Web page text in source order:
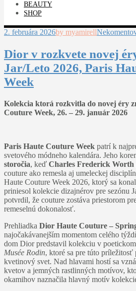
BEAUTY
SHOP
2. februára 2026by myamirell
Dior v rozkvete novej
Jar/Leto 2026, Paris
Week
Kolekcia ktorá rozkvitla do novej éry
Couture Week, 26. – 29. január 2026
Paris Haute Couture Week patrí k
svetového módneho kalendára. Jeho
storočia, keď Charles Frederick Worth
couture ako remesla aj umeleckej
Haute Couture Week 2026, ktorý sa
priniesol kolekcie dizajnérov pre sezónu
potvrdil, že couture zostáva priestorom
remeselnú dokonalosť.
Prehliadka Dior Haute Couture –
najočakávanejším momentom celého
dom Dior predstavil kolekciu v
Musée Rodin, ktoré sa pre túto príležitosť
kvetinový svet. Nad hlavami hostí sa
kvetov a jemných rastlinných motívov,
okamihov naznačila hlavný motív